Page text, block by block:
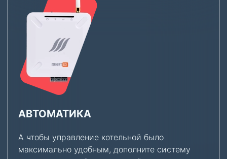
АВТОМАТИКА
А чтобы управление котельной было
максимально удобным, дополните систему